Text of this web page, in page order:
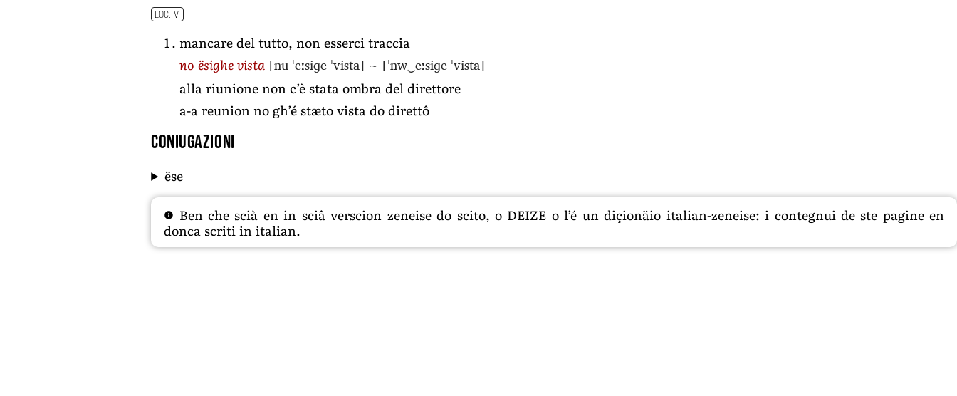
LOC. V.
mancare del tutto, non esserci traccia
no ësighe vista [nu ˈeːsiɡe ˈvista] ~ [ˈnw‿eːsiɡe ˈvista]
alla riunione non c’è stata ombra del direttore
a-a reunion no gh’é stæto vista do direttô
Coniugazioni
ëse
Ben che scià en in sciâ verscion zeneise do scito, o DEIZE o l’é un diçionäio italian-zeneise: i contegnui de ste pagine en
donca scriti in italian.